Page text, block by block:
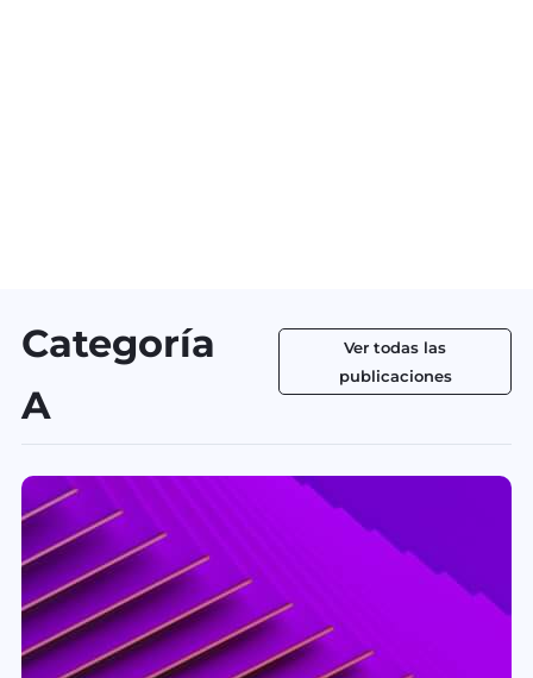
Categoría
A
Ver todas las
publicaciones